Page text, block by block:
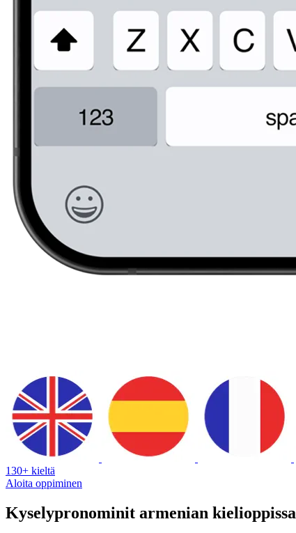
130+ kieltä
Aloita oppiminen
Kyselypronominit armenian kielioppissa